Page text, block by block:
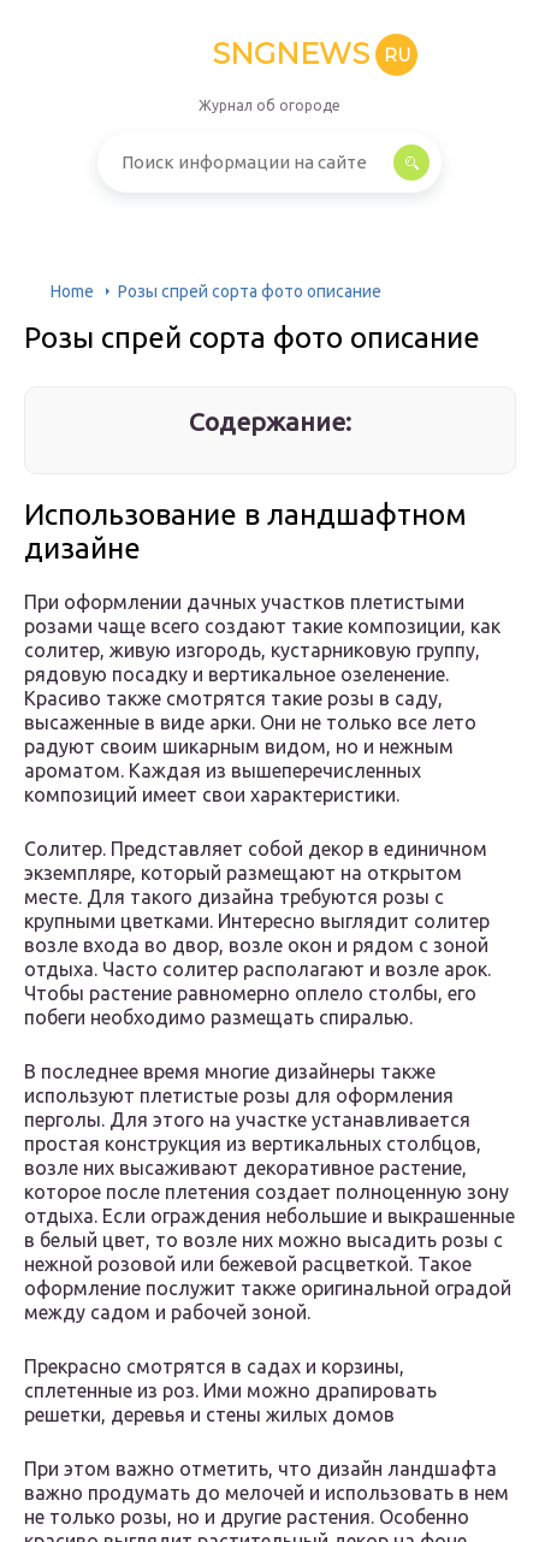
SNGNEWS RU
Журнал об огороде
Home Розы спрей сорта фото описание
Розы спрей сорта фото описание
Содержание:
Использование в ландшафтном
дизайне
При оформлении дачных участков плетистыми
розами чаще всего создают такие композиции, как
солитер, живую изгородь, кустарниковую группу,
рядовую посадку и вертикальное озеленение.
Красиво также смотрятся такие розы в саду,
высаженные в виде арки. Они не только все лето
радуют своим шикарным видом, но и нежным
ароматом. Каждая из вышеперечисленных
композиций имеет свои характеристики.
Солитер. Представляет собой декор в единичном
экземпляре, который размещают на открытом
месте. Для такого дизайна требуются розы с
крупными цветками. Интересно выглядит солитер
возле входа во двор, возле окон и рядом с зоной
отдыха. Часто солитер располагают и возле арок.
Чтобы растение равномерно оплело столбы, его
побеги необходимо размещать спиралью.
В последнее время многие дизайнеры также
используют плетистые розы для оформления
перголы. Для этого на участке устанавливается
простая конструкция из вертикальных столбцов,
возле них высаживают декоративное растение,
которое после плетения создает полноценную зону
отдыха. Если ограждения небольшие и выкрашенные
в белый цвет, то возле них можно высадить розы с
нежной розовой или бежевой расцветкой. Такое
оформление послужит также оригинальной оградой
между садом и рабочей зоной.
Прекрасно смотрятся в садах и корзины,
сплетенные из роз. Ими можно драпировать
решетки, деревья и стены жилых домов
При этом важно отметить, что дизайн ландшафта
важно продумать до мелочей и использовать в нем
не только розы, но и другие растения. Особенно